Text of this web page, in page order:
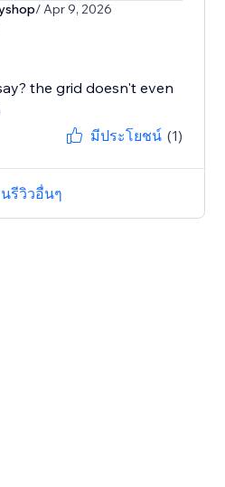
/ Apr 9, 2026
the grid doesn't even
มีประโยชน์ (1)
รีวิวอื่นๆ